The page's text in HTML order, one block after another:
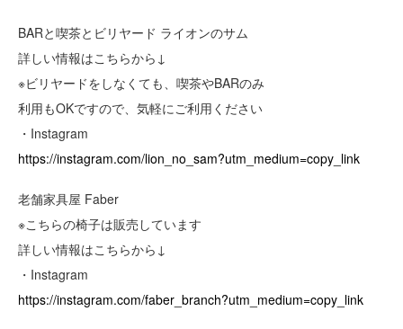
BARと喫茶とビリヤード ライオンのサム
詳しい情報はこちらから↓
※ビリヤードをしなくても、喫茶やBARのみ
利用もOKですので、気軽にご利用ください
・Instagram
https://instagram.com/lion_no_sam?utm_medium=copy_link
老舗家具屋 Faber
※こちらの椅子は販売しています
詳しい情報はこちらから↓
・Instagram
https://instagram.com/faber_branch?utm_medium=copy_link